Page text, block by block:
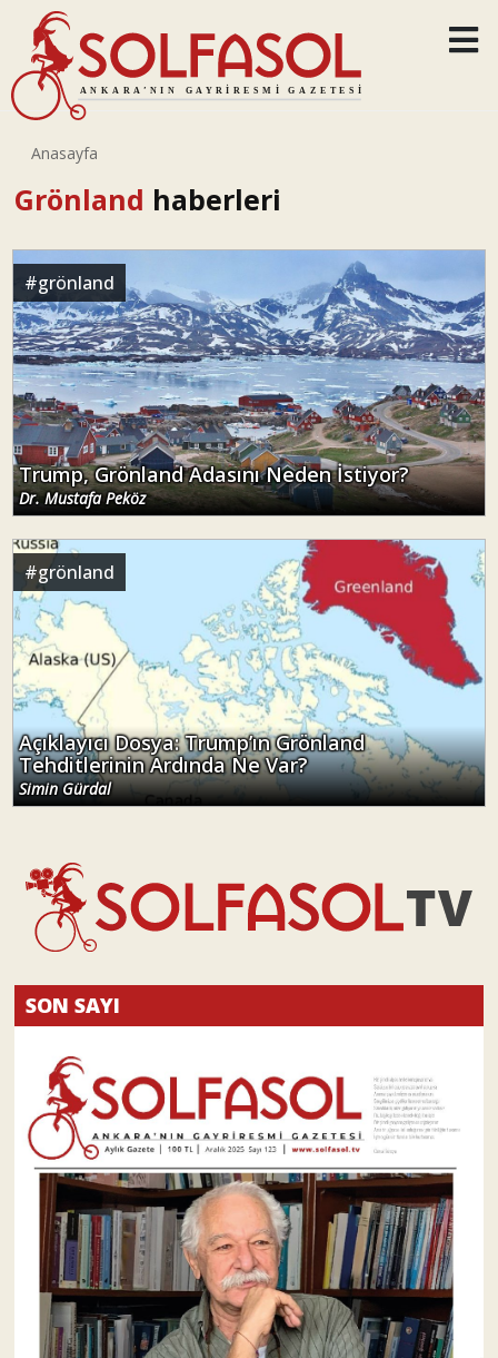
Anasayfa
Grönland haberleri
#grönland
Trump, Grönland Adasını Neden İstiyor?
Dr. Mustafa Peköz
#grönland
Açıklayıcı Dosya: Trump’ın Grönland
Tehditlerinin Ardında Ne Var?
Simin Gürdal
SON SAYI